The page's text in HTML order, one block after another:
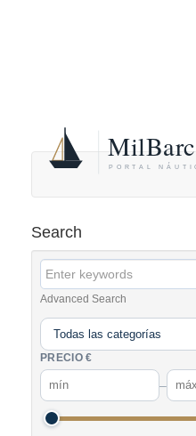
Search
Advanced Search
PRECIO €
–